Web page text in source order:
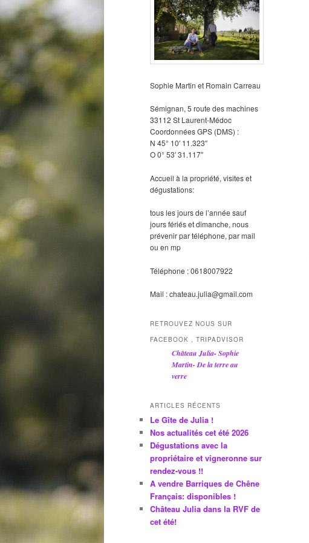
Sophie Martin et Romain Carreau
Sémignan, 5 route des machines
33112 St Laurent-Médoc
Coordonnées GPS (DMS) :
N 45° 10′ 11.323″
O 0° 53′ 31.117″
Accueil à la propriété, visites et
dégustations:
tous les jours de l’année sauf
jours fériés et dimanche, nous
prévenir par téléphone, par mail
ou en mp
Téléphone : 0618007922
Mail : chateau.julia@gmail.com
RETROUVEZ NOUS SUR
FACEBOOK , TRIPADVISOR
Château Julia- Sophie
Martin- De la terre au
verre
ARTICLES RÉCENTS
Le Gîte de Julia !
Nos actualités cet été 2026
Dégustations avec la
propriétaire et vigneronne sur
rendez-vous !!
A vendre Barriques de Chêne
Français: disponibles !
Château Julia dans la RVF de
cet été!